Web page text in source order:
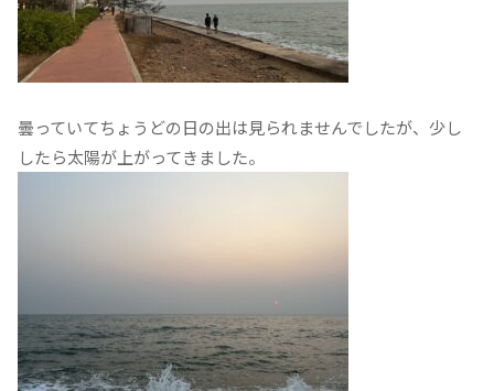
曇っていてちょうどの日の出は見られませんでしたが、少し
したら太陽が上がってきました。